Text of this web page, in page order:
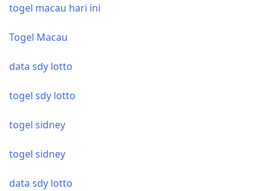
togel macau hari ini
Togel Macau
data sdy lotto
togel sdy lotto
togel sidney
togel sidney
data sdy lotto